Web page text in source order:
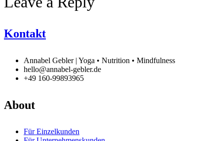
Kontakt
Annabel Gebler | Yoga • Nutrition • Mindfulness
hello@annabel-gebler.de
+49 160-99893965
About
Für Einzelkunden